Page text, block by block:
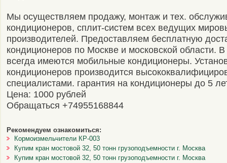
Мы осуществляем продажу, монтаж и тех.
кондиционеров, сплит-систем всех ведущих
производителей. Предоставляем бесплатную
кондиционеров по Москве и московской области.
всегда имеются мобильные кондиционеры.
кондиционеров производится
специалистами. гарантия на кондиционеры до 5
Цена: 1000 рублей
Обращаться +74955168844
Рекомендуем ознакомиться:
Кормоизмельчители КР-003
Купим кран мостовой 32, 50 тонн грузоподъемности г. Москва
Купим кран мостовой 32, 50 тонн грузоподъемности г. Москва